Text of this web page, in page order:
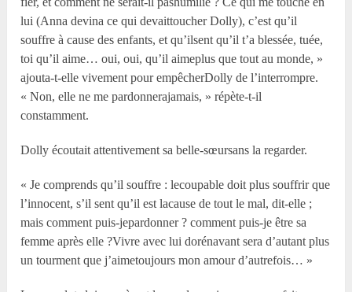
lui (Anna devina ce qui devaittoucher Dolly), c’est qu’il
souffre à cause des enfants, et qu’ilsent qu’il t’a blessée, tuée,
toi qu’il aime… oui, oui, qu’il aimeplus que tout au monde, »
ajouta-t-elle vivement pour empêcherDolly de l’interrompre.
« Non, elle ne me pardonnerajamais, » répète-t-il
constamment.
Dolly écoutait attentivement sa belle-sœursans la regarder.
« Je comprends qu’il souffre : lecoupable doit plus souffrir que
l’innocent, s’il sent qu’il est lacause de tout le mal, dit-elle ;
mais comment puis-jepardonner ? comment puis-je être sa
femme après elle ?Vivre avec lui dorénavant sera d’autant plus
un tourment que j’aimetoujours mon amour d’autrefois… »